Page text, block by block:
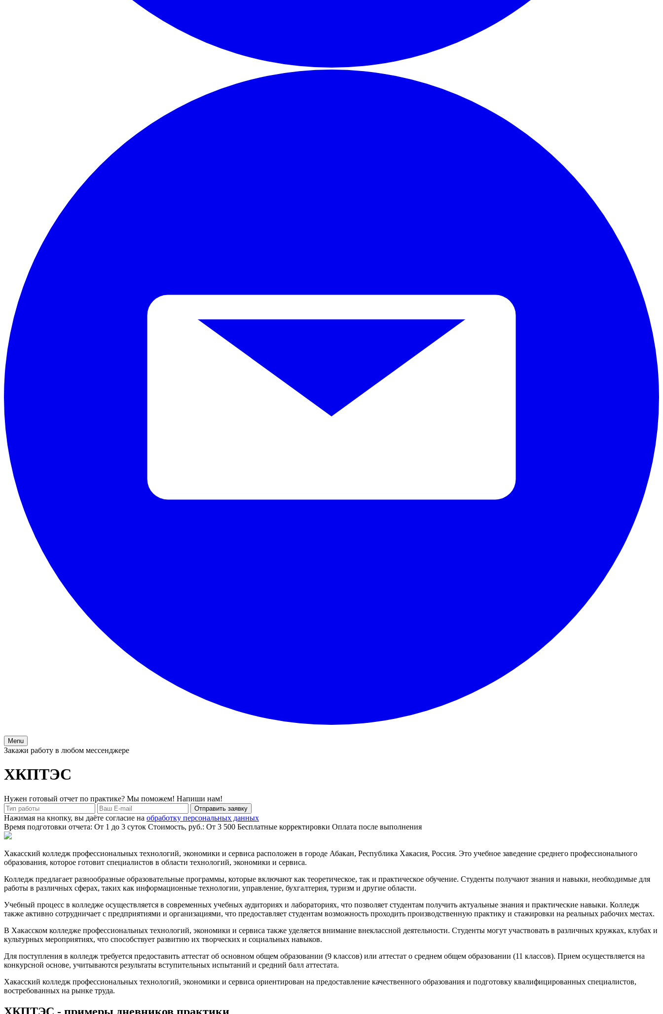
Menu
Закажи работу в любом мессенджере
ХКПТЭС
Нужен готовый отчет по практике? Мы поможем! Напиши нам!
Отправить заявку
Нажимая на кнопку, вы даёте согласие на обработку персональных данных
Время подготовки отчета: От 1 до 3 суток Стоимость, руб.: От 3 500 Бесплатные корректировки Оплата после выполнения
Хакасский колледж профессиональных технологий, экономики и сервиса расположен в городе Абакан, Республика Хакасия, Россия. Это учебное заведение среднего профессионального
образования, которое готовит специалистов в области технологий, экономики и сервиса.
Колледж предлагает разнообразные образовательные программы, которые включают как теоретическое, так и практическое обучение. Студенты получают знания и навыки, необходимые для
работы в различных сферах, таких как информационные технологии, управление, бухгалтерия, туризм и другие области.
Учебный процесс в колледже осуществляется в современных учебных аудиториях и лабораториях, что позволяет студентам получить актуальные знания и практические навыки. Колледж
также активно сотрудничает с предприятиями и организациями, что предоставляет студентам возможность проходить производственную практику и стажировки на реальных рабочих местах.
В Хакасском колледже профессиональных технологий, экономики и сервиса также уделяется внимание внеклассной деятельности. Студенты могут участвовать в различных кружках, клубах и
культурных мероприятиях, что способствует развитию их творческих и социальных навыков.
Для поступления в колледж требуется предоставить аттестат об основном общем образовании (9 классов) или аттестат о среднем общем образовании (11 классов). Прием осуществляется на
конкурсной основе, учитываются результаты вступительных испытаний и средний балл аттестата.
Хакасский колледж профессиональных технологий, экономики и сервиса ориентирован на предоставление качественного образования и подготовку квалифицированных специалистов,
востребованных на рынке труда.
ХКПТЭС - примеры дневников практики